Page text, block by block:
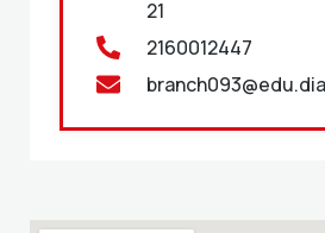
21
2160012447